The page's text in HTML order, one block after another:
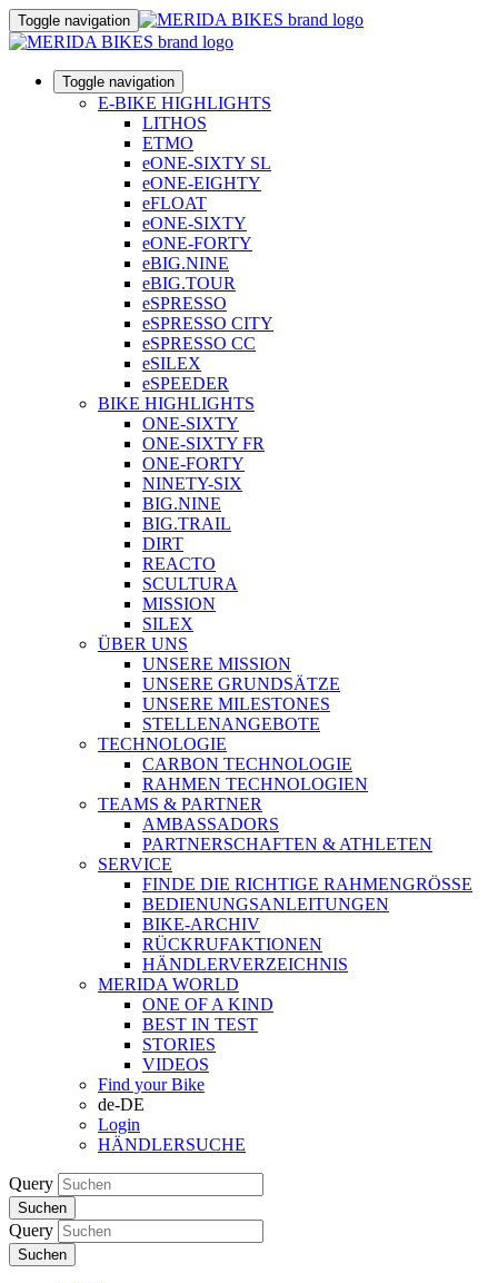
Toggle navigation
Toggle navigation
E-BIKE HIGHLIGHTS
LITHOS
ETMO
eONE-SIXTY SL
eONE-EIGHTY
eFLOAT
eONE-SIXTY
eONE-FORTY
eBIG.NINE
eBIG.TOUR
eSPRESSO
eSPRESSO CITY
eSPRESSO CC
eSILEX
eSPEEDER
BIKE HIGHLIGHTS
ONE-SIXTY
ONE-SIXTY FR
ONE-FORTY
NINETY-SIX
BIG.NINE
BIG.TRAIL
DIRT
REACTO
SCULTURA
MISSION
SILEX
ÜBER UNS
UNSERE MISSION
UNSERE GRUNDSÄTZE
UNSERE MILESTONES
STELLENANGEBOTE
TECHNOLOGIE
CARBON TECHNOLOGIE
RAHMEN TECHNOLOGIEN
TEAMS & PARTNER
AMBASSADORS
PARTNERSCHAFTEN & ATHLETEN
SERVICE
FINDE DIE RICHTIGE RAHMENGRÖSSE
BEDIENUNGSANLEITUNGEN
BIKE-ARCHIV
RÜCKRUFAKTIONEN
HÄNDLERVERZEICHNIS
MERIDA WORLD
ONE OF A KIND
BEST IN TEST
STORIES
VIDEOS
Find your Bike
de-DE
Login
HÄNDLERSUCHE
Query
Suchen
Query
Suchen